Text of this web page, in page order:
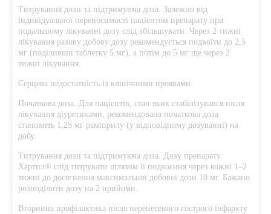
Титрування дози та підтримуюча доза. Залежно від
індивідуальної переносимості пацієнтом препарату при
подальшому лікуванні дозу слід збільшувати. Через 2 тижні
лікування разову добову дозу рекомендується подвоїти до 2,5
мг (поділивши таблетку 5 мг), а потім до 5 мг ще через 2
тижні лікування.
Серцева недостатність із клінічними проявами.
Початкова доза. Для пацієнтів, стан яких стабілізувався після
лікування діуретиками, рекомендована початкова доза
становить 1,25 мг раміприлу (у відповідному дозуванні) на
добу.
Титрування дози та підтримуюча доза. Дозу препарату
Хартил® слід титрувати шляхом її подвоєння через кожні 1–2
тижні до досягнення максимальної добової дози 10 мг. Бажано
розподілити дозу на 2 прийоми.
Вторинна профілактика після перенесеного гострого інфаркту